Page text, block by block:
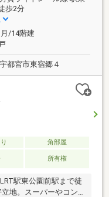
歩2分
/14階建
都宮市東宿郷４
角部屋
所有権
駅東公園前駅まで徒
地。スーパーやコン